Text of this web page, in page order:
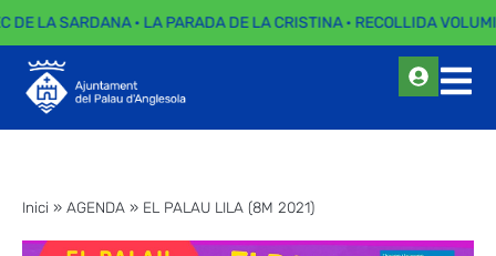
DE LA SARDANA · LA PARADA DE LA CRISTINA · RECOLLIDA
Inici » AGENDA » EL PALAU LILA (8M 2021)